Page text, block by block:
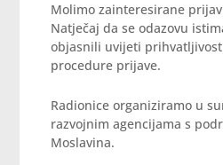
Molimo zainteresirane
Natječaj da se odazovu
objasnili uvijeti
procedure prijave.
Radionice organiziramo u
razvojnim agencijama s
Moslavina.